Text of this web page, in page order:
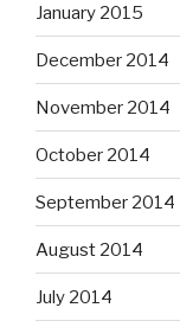
January 2015
December 2014
November 2014
October 2014
September 2014
August 2014
July 2014